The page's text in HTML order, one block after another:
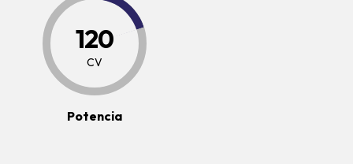
120
CV
Potencia